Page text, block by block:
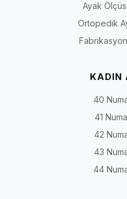
Ayak
Ortopedik
KADIN
40
41
42
43
44